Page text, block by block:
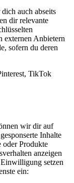
auch abseits
dir relevante
externen Anbietern
sofern du deren
TikTok
wir dir auf
Inhalte
oder Produkte
anzeigen
setzen
ein: